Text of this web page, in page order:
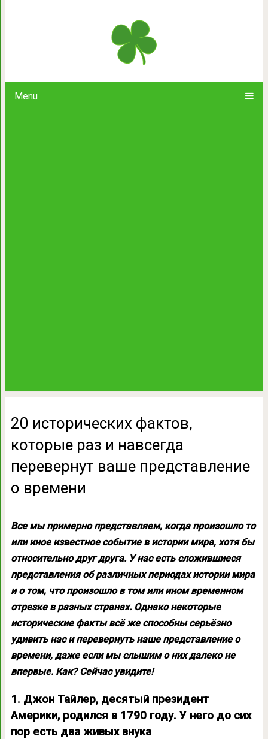
Menu
20 исторических фактов, которые
20 исторических фактов,
которые раз и навсегда
перевернут ваше представление
о времени
Все мы примерно представляем, когда произошло то
или иное известное событие в истории мира, хотя бы
относительно друг друга. У нас есть сложившиеся
представления об различных периодах истории мира
и о том, что произошло в том или ином временном
отрезке в разных странах. Однако некоторые
исторические факты всё же способны серьёзно
удивить нас и перевернуть наше представление о
времени, даже если мы слышим о них далеко не
впервые. Как? Сейчас увидите!
1. Джон Тайлер, десятый президент
Америки, родился в 1790 году. У него до сих
пор есть два живых внука